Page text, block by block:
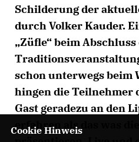
Schilderung der
durch Volker Kauder.
Züfle“ beim Abschluss
schon unterwegs beim
hingen die Teilnehmer
Gast geradezu an den
erfahren als das was die
Cookie Hinweis